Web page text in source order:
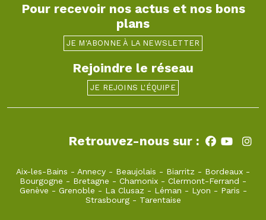
Pour recevoir nos actus et nos bons
plans
JE M'ABONNE À LA NEWSLETTER
Rejoindre le réseau
JE REJOINS L'ÉQUIPE
Retrouvez-nous sur :
Aix-les-Bains - Annecy - Beaujolais - Biarritz - Bordeaux -
Bourgogne - Bretagne - Chamonix - Clermont-Ferrand -
Genève - Grenoble - La Clusaz - Léman - Lyon - Paris -
Strasbourg- Tarentaise